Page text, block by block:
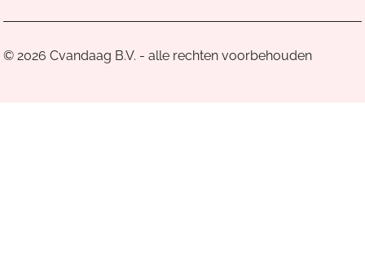
© 2026 Cvandaag B.V. - alle rechten voorbehouden